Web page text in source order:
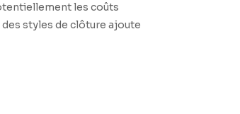
les coûts
styles de clôture ajoute